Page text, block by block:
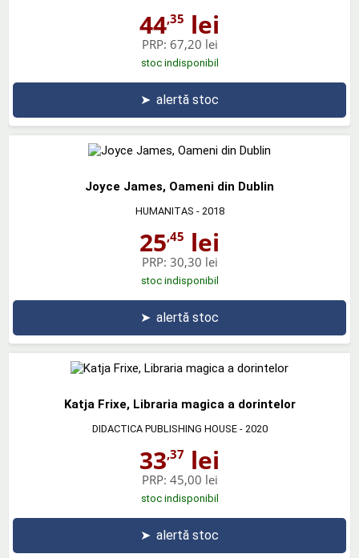
44,35 lei
PRP: 67,20 lei
stoc indisponibil
➤ alertă stoc
Joyce James, Oameni din Dublin
HUMANITAS - 2018
25,45 lei
PRP: 30,30 lei
stoc indisponibil
➤ alertă stoc
Katja Frixe, Libraria magica a dorintelor
DIDACTICA PUBLISHING HOUSE- 2020
33,37 lei
PRP: 45,00 lei
stoc indisponibil
➤ alertă stoc